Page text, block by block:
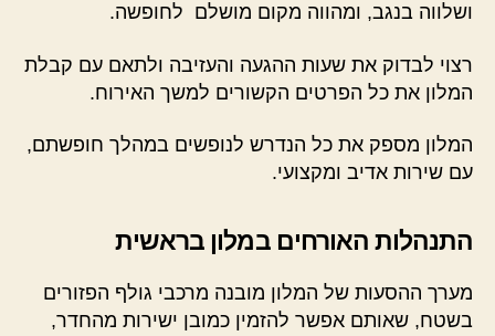
ושלווה בנגב, ומהווה מקום מושלם לחופשה.
רצוי לבדוק את שעות ההגעה והעזיבה ולתאם עם קבלת
המלון את כל הפרטים הקשורים למשך האירוח.
המלון מספק את כל הנדרש לנופשים במהלך חופשתם,
עם שירות אדיב ומקצועי.
התנהלות האורחים במלון בראשית
מערך ההסעות של המלון מובנה מרכבי גולף הפזורים
בשטח, שאותם אפשר להזמין כמובן ישירות מהחדר,